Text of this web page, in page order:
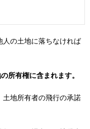
人の土地に落ちなければ
所有権に含まれます。
地所有者の飛行の承諾